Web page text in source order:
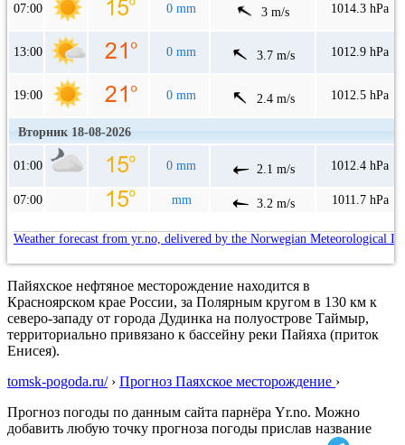
07:00 0 mm 3 m/s 1014.3 hPa
13:00 0 mm 3.7 m/s 1012.9 hPa
19:00 0 mm 2.4 m/s 1012.5 hPa
Вторник 18-08-2026
01:00 0 mm 2.1 m/s 1012.4 hPa
07:00 mm 3.2 m/s 1011.7 hPa
Weather forecast from yr.no, delivered by the Norwegian Meteorological
Пайяхское нефтяное месторождение находится в
Красноярском крае России, за Полярным кругом в 130 км к
северо-западу от города Дудинка на полуострове Таймыр,
территориально привязано к бассейну реки Пайяха (приток
Енисея).
tomsk-pogoda.ru/› Прогноз Паяхское месторождение ›
Прогноз погоды по данным сайта парнёра Yr.no. Можно
добавить любую точку прогноза погоды прислав название